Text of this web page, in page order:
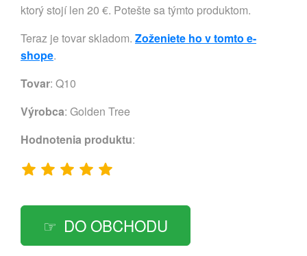
ktorý stojí len 20 €. Potešte sa týmto produktom.
Teraz je tovar skladom. Zoženiete ho v tomto e-
shope.
Tovar: Q10
Výrobca: Golden Tree
Hodnotenia produktu:
DO OBCHODU